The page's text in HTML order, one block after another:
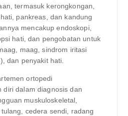
termasuk kerongkongan,
pankreas, dan kandung
mencakup endoskopi,
hati, dan pengobatan untuk
maag, sindrom iritasi
dan penyakit hati.
ortopedi
diri dalam diagnosis dan
muskuloskeletal,
cedera sendi, radang